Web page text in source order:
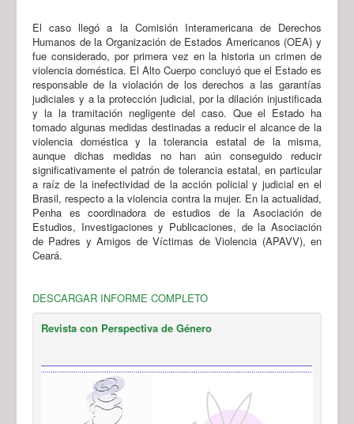
El caso llegó a la Comisión Interamericana de Derechos
Humanos de la Organización de Estados Americanos (OEA) y
fue considerado, por primera vez en la historia un crimen de
violencia doméstica. El Alto Cuerpo concluyó que el Estado es
responsable de la violación de los derechos a las garantías
judiciales y a la protección judicial, por la dilación injustificada
y la la tramitación negligente del caso. Que el Estado ha
tomado algunas medidas destinadas a reducir el alcance de la
violencia doméstica y la tolerancia estatal de la misma,
aunque dichas medidas no han aún conseguido reducir
significativamente el patrón de tolerancia estatal, en particular
a raíz de la inefectividad de la acción policial y judicial en el
Brasil, respecto a la violencia contra la mujer. En la actualidad,
Penha es coordinadora de estudios de la Asociación de
Estudios, Investigaciones y Publicaciones, de la Asociación
de Padres y Amigos de Víctimas de Violencia (APAVV), en
Ceará.
DESCARGAR INFORME COMPLETO
Revista con Perspectiva de Género